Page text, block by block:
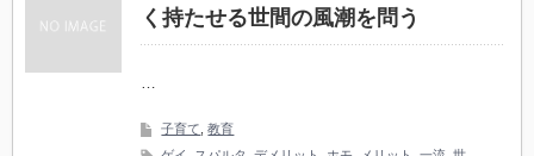
く持たせる世間の風潮を問う
…
子育て ,教育